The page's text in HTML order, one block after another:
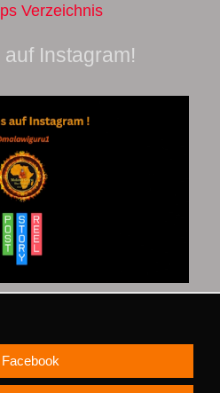
Verzeichnis
Instagram!
Facebook